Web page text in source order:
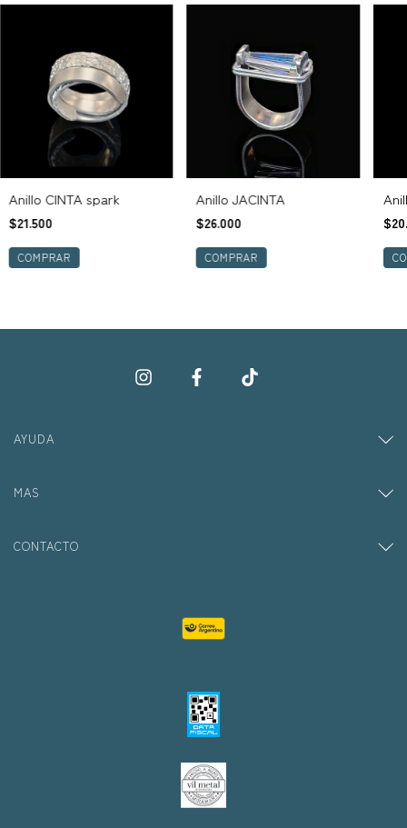
Anillo CINTA spark
$21.500
COMPRAR
Anillo JACINTA
$26.000
COMPRAR
AYUDA
MAS
CONTACTO